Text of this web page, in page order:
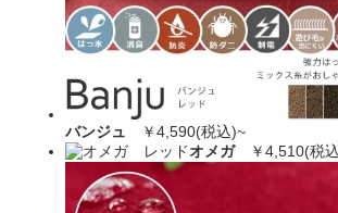
バンジュ
￥4,590(税込)~
オメガ￥4,510(税